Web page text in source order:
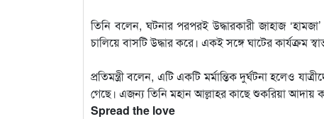
তিনি বলেন, ঘটনার পরপরই উদ্ধারকারী জাহাজ
চালিয়ে বাসটি উদ্ধার করে। একই সঙ্গে ঘাটের কার্যক্রম
প্রতিমন্ত্রী বলেন, এটি একটি মর্মান্তিক দুর্ঘটনা হলেও
গেছে। এজন্য তিনি মহান আল্লাহর কাছে শুকরিয়া আদায়
Spread the love